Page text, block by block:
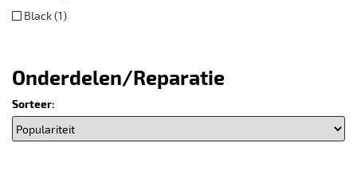
Black (1)
Onderdelen/Reparatie
Sorteer: